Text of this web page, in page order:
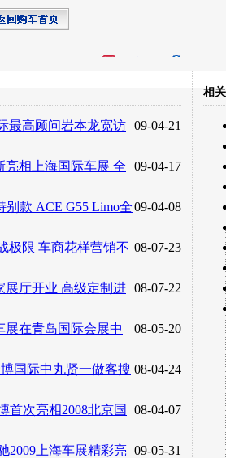
转发至：
09-04-21
最高顾问岩本龙宽访
09-04-17
亮相上海国际车展 全
09-04-08
别款 ACE G55 Limo全
08-07-23
极限 车商花样营销不
08-07-22
展厅开业 高级定制进
08-05-20
展在青岛国际会展中
08-04-24
国际中丸贤一做客搜
08-04-07
首次亮相2008北京国
09-05-31
2009上海车展精彩亮
相